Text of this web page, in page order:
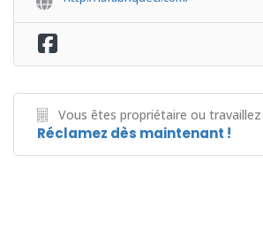
Vous êtes propriétaire ou travaillez
Réclamez dès maintenant !